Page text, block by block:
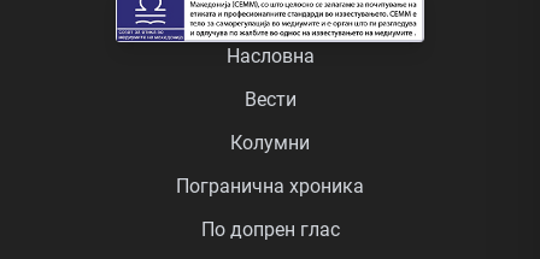
Насловна
Вести
Колумни
Погранична хроника
По допрен глас